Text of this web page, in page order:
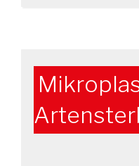
LINKEN
am
25.02.in
Kirchheim“